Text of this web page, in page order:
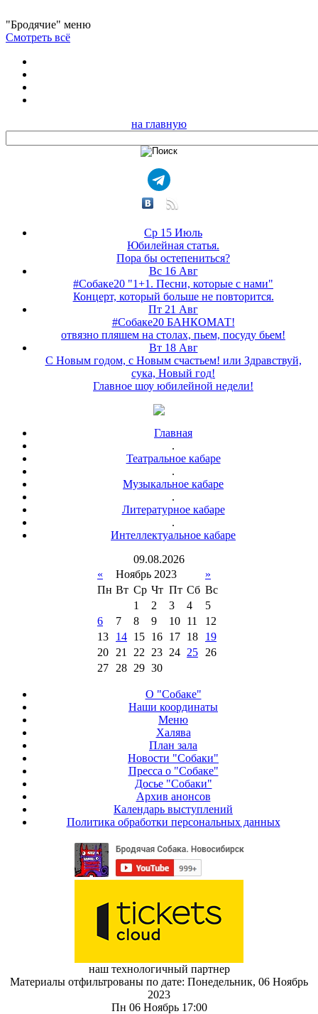
"Бродячие" меню
Смотреть всё
на главную
Ср 15 Июль
Юбилейная статья.
Пора бы остепениться?
Вс 16 Авг
#Собаке20 "1+1. Песни, которые с нами"
Концерт, который больше не повторится.
Пт 21 Авг
#Собаке20 БАНКОМАТ!
отвязно пляшем на столах, пьем, посуду бьем!
Вт 18 Авг
С Новым годом, с Новым счастьем! или Здравствуй,
сука, Новый год!
Главное шоу юбилейной недели!
Главная
.
Театральное кабаре
.
Музыкальное кабаре
.
Литературное кабаре
.
Интеллектуальное кабаре
09.08.2026
«
Ноябрь 2023
»
Пн Вт Ср Чт Пт Сб Вс
1
2 3 4
5
6
7 8 9 10 11
12
13
14 15 16 17 18
19
20
21 22 23 24 25
26
27
28 29 30
О "Собаке"
Наши координаты
Меню
Халява
План зала
Новости "Собаки"
Пресса о "Собаке"
Досье "Собаки"
Архив анонсов
Календарь выступлений
Политика обработки персональных данных
наш технологичный партнер
Материалы отфильтрованы по дате: Понедельник, 06 Ноябрь
2023
Пн 06 Ноябрь 17:00